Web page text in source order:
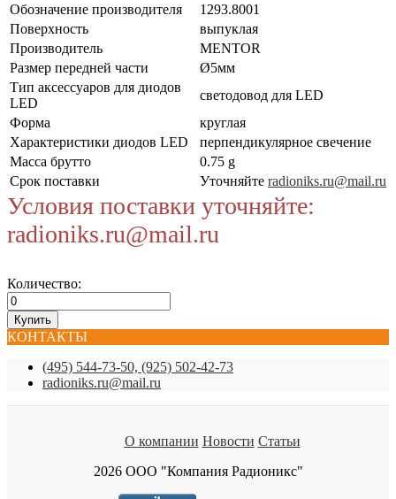
Обозначение производителя
1293.8001
Поверхность
выпуклая
Производитель
MENTOR
Размер передней части
Ø5мм
Тип аксессуаров для диодов
LED
светодовод для LED
Форма
круглая
Характеристики диодов LED
перпендикулярное свечение
Масса брутто
0.75 g
Срок поставки
Уточняйте radioniks.ru@mail.ru
Условия поставки уточняйте:
radioniks.ru@mail.ru
Количество:
КОНТАКТЫ
(495) 544-73-50, (925) 502-42-73
radioniks.ru@mail.ru
О компании Новости Статьи
2026 ООО "Компания Радионикс"